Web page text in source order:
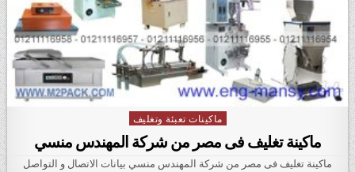
Posted in
ماكينات تعبئة وتغليف
ماكينة تغليف فى مصر من شركة المهندس منسي
ماكينة تغليف فى مصر من شركة المهندس منسي بيانات الاتصال و التواصل